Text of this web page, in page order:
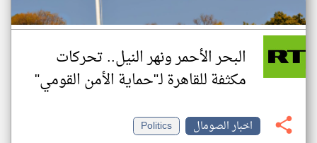
البحر الأحمر ونهر النيل.. تحركات
مكثفة للقاهرة لـ"حماية الأمن القومي"
اخبار الصومال
Politics